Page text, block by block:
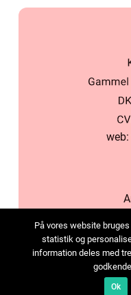
web:
På vores website
statistik og
information deles med
Ok